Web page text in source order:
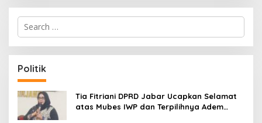
S
r
c
h
f
o
:
Politik
Tia Fitriani DPRD Jabar Ucapkan Selamat
atas Mubes IWP dan Terpilihnya Adem